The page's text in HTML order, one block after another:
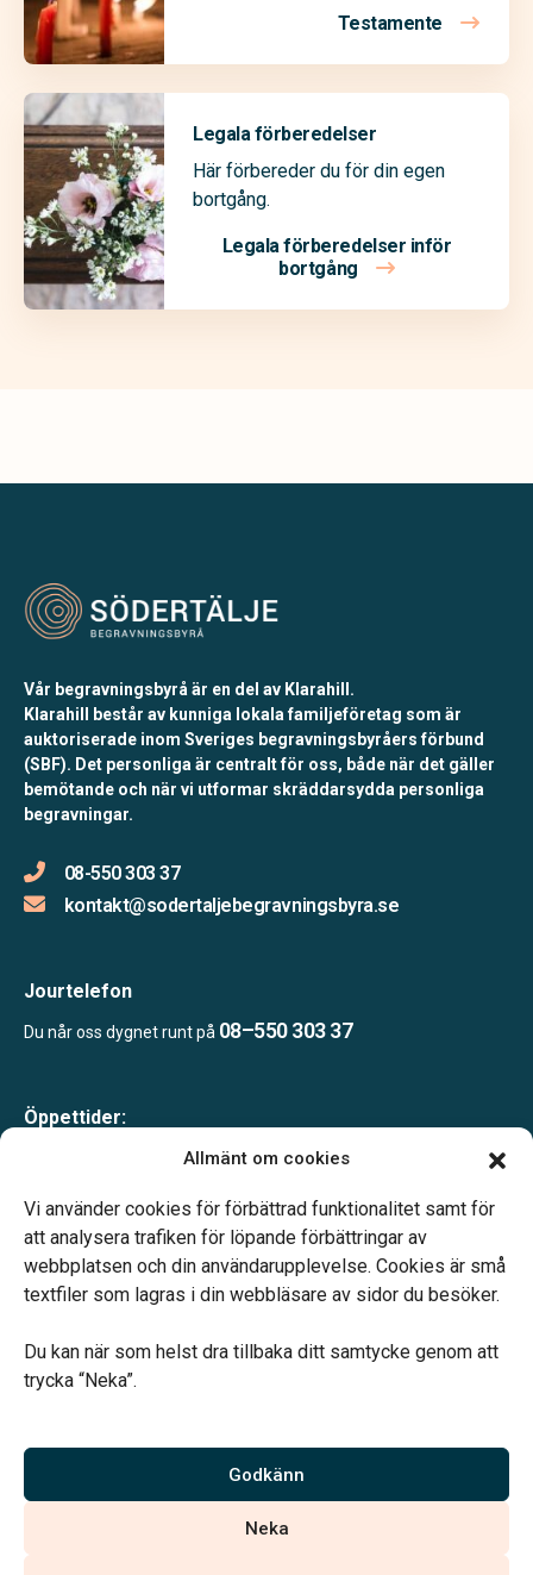
Allmänt om cookies
Vi använder cookies för förbättrad funktionalitet samt för
att analysera trafiken för löpande förbättringar av
webbplatsen och din användarupplevelse. Cookies är små
textfiler som lagras i din webbläsare av sidor du besöker.
Du kan när som helst dra tillbaka ditt samtycke genom att
trycka “Neka”.
Godkänn
Neka
Testamente
Legala förberedelser
Här förbereder du för din egen
bortgång.
Legala förberedelser inför
bortgång
Vår begravningsbyrå är en del av Klarahill.
Klarahill består av kunniga lokala familjeföretag som är
auktoriserade inom Sveriges begravningsbyråers förbund
(SBF). Det personliga är centralt för oss, både när det gäller
bemötande och när vi utformar skräddarsydda personliga
begravningar.
08-550 303 37
kontakt@sodertaljebegravningsbyra.se
Jourtelefon
Du når oss dygnet runt på 08–550 303 37
Öppettider:
Lunchstängt 12.00–13.00
Telefonjour dygnet runt
Vi är auktoriserade av Sveriges Begravningsbyråers Förbund och
har högt ställda krav på utbildning, kvalitet, miljö och arbetsmiljö.